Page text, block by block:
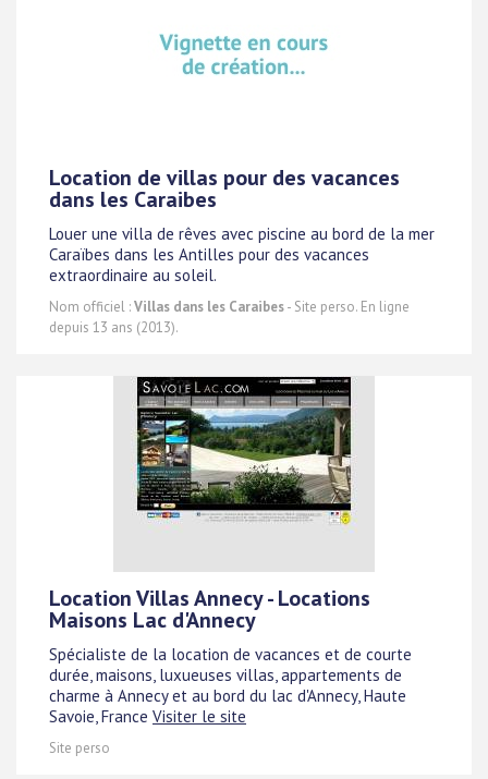
Location de villas pour des vacances
dans les Caraibes
Louer une villa de rêves avec piscine au bord de la mer
Caraïbes dans les Antilles pour des vacances
extraordinaire au soleil.
Nom officiel :Villas dans les Caraibes- Site perso. En ligne
depuis 13 ans (2013).
Location Villas Annecy - Locations
Maisons Lac d'Annecy
Spécialiste de la location de vacances et de courte
durée, maisons, luxueuses villas, appartements de
charme à Annecy et au bord du lac d'Annecy, Haute
Savoie, France Visiter le site
Site perso